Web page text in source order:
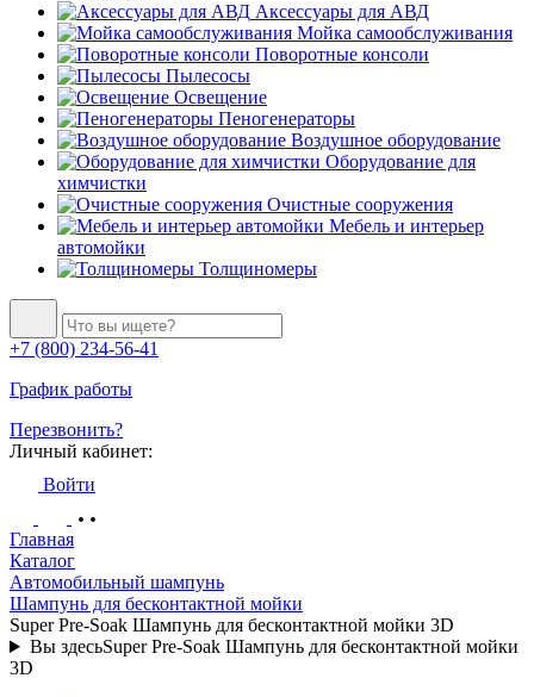
Аксессуары для АВД
Мойка самообслуживания
Поворотные консоли
Пылесосы
Освещение
Пеногенераторы
Воздушное оборудование
Оборудование для
химчистки
Очистные сооружения
Мебель и интерьер
автомойки
Толщиномеры
+7 (800) 234-56-41
График работы
Перезвонить?
Личный кабинет:
Войти
Главная
Каталог
Автомобильный шампунь
Шампунь для бесконтактной мойки
Super Pre-Soak Шампунь для бесконтактной мойки 3D
Вы здесьSuper Pre-Soak Шампунь для бесконтактной мойки
3D